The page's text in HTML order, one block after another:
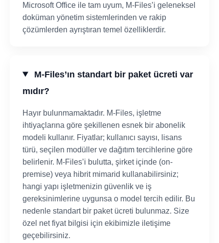
Microsoft Office ile tam uyum, M-Files’i geleneksel
doküman yönetim sistemlerinden ve rakip
çözümlerden ayrıştıran temel özelliklerdir.
M-Files’ın standart bir paket ücreti var
mıdır?
Hayır bulunmamaktadır. M-Files, işletme
ihtiyaçlarına göre şekillenen esnek bir abonelik
modeli kullanır. Fiyatlar; kullanıcı sayısı, lisans
türü, seçilen modüller ve dağıtım tercihlerine göre
belirlenir. M-Files’i bulutta, şirket içinde (on-
premise) veya hibrit mimarid kullanabilirsiniz;
hangi yapı işletmenizin güvenlik ve iş
gereksinimlerine uygunsa o model tercih edilir. Bu
nedenle standart bir paket ücreti bulunmaz. Size
özel net fiyat bilgisi için ekibimizle iletişime
geçebilirsiniz.